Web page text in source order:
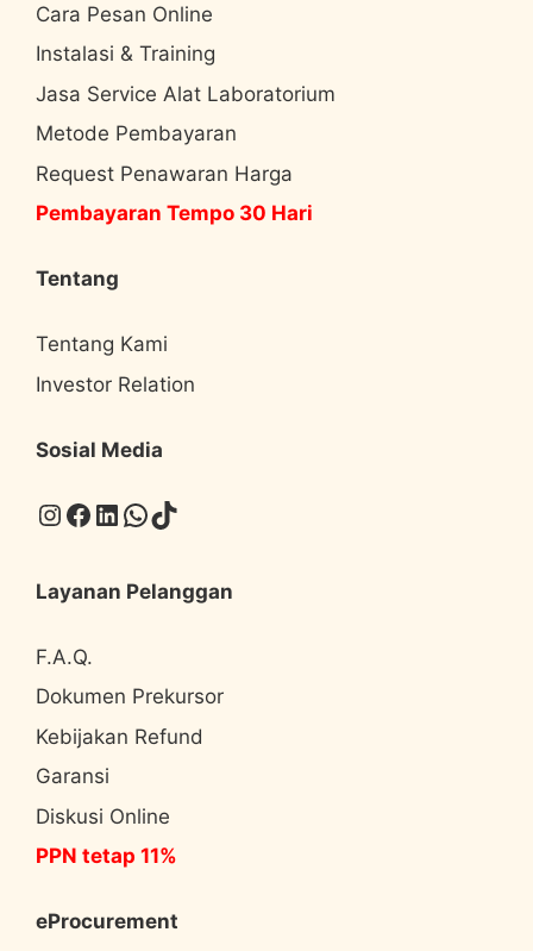
Cara Pesan Online
Instalasi & Training
Jasa Service Alat Laboratorium
Metode Pembayaran
Request Penawaran Harga
Pembayaran Tempo 30 Hari
Tentang
Tentang Kami
Investor Relation
Sosial Media
Instagram
Facebook
LinkedIn
WhatsApp
TikTok
Layanan Pelanggan
F.A.Q.
Dokumen Prekursor
Kebijakan Refund
Garansi
Diskusi Online
PPN tetap 11%
eProcurement